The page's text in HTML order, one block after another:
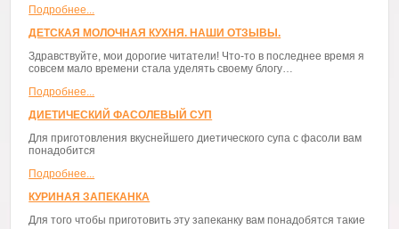
Подробнее...
ДЕТСКАЯ МОЛОЧНАЯ КУХНЯ. НАШИ ОТЗЫВЫ.
Здравствуйте, мои дорогие читатели! Что-то в последнее время я
совсем мало времени стала уделять своему блогу…
Подробнее...
ДИЕТИЧЕСКИЙ ФАСОЛЕВЫЙ СУП
Для приготовления вкуснейшего диетического супа с фасоли вам
понадобится
Подробнее...
КУРИНАЯ ЗАПЕКАНКА
Для того чтобы приготовить эту запеканку вам понадобятся такие